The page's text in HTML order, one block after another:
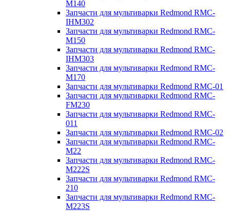
M140
Запчасти для мультиварки Redmond RMC-
IHM302
Запчасти для мультиварки Redmond RMC-
M150
Запчасти для мультиварки Redmond RMC-
IHM303
Запчасти для мультиварки Redmond RMC-
M170
Запчасти для мультиварки Redmond RMC-01
Запчасти для мультиварки Redmond RMC-
FM230
Запчасти для мультиварки Redmond RMC-
011
Запчасти для мультиварки Redmond RMC-02
Запчасти для мультиварки Redmond RMC-
M22
Запчасти для мультиварки Redmond RMC-
M222S
Запчасти для мультиварки Redmond RMC-
210
Запчасти для мультиварки Redmond RMC-
M223S